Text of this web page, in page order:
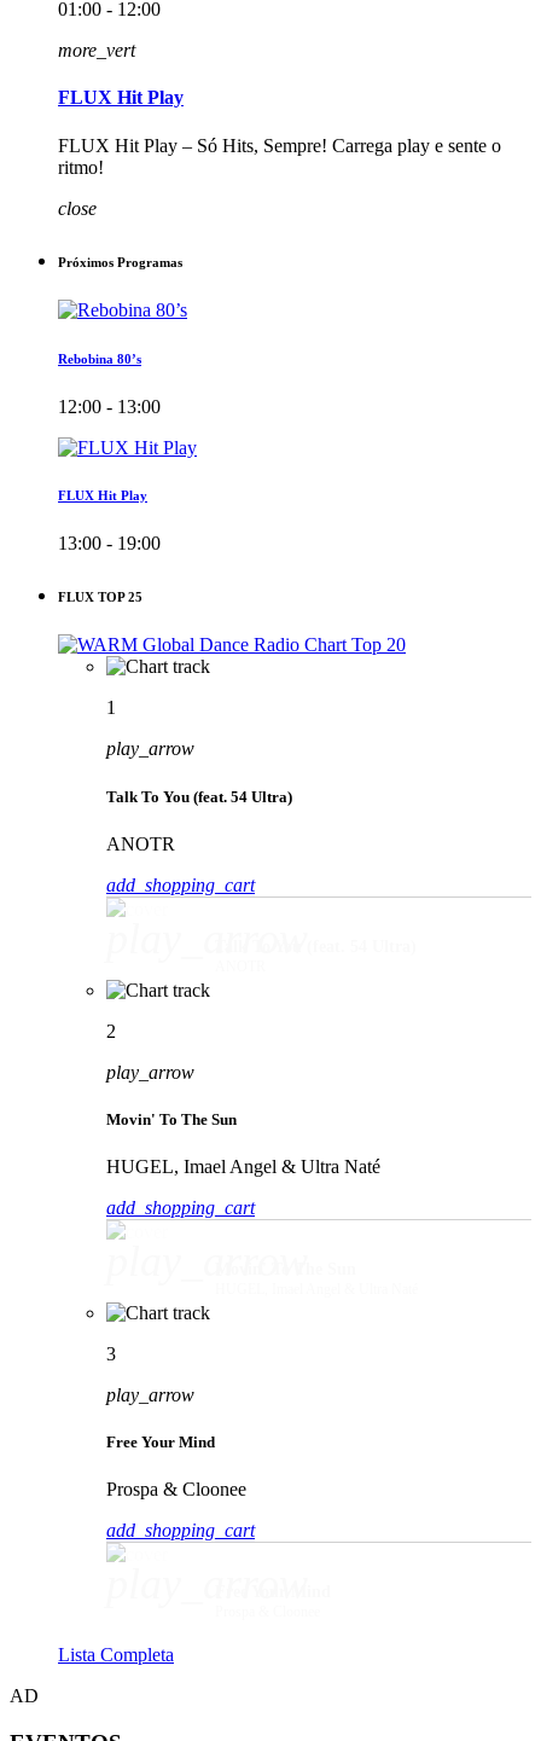
01:00 - 12:00
more_vert
FLUX Hit Play
FLUX Hit Play – Só Hits, Sempre! Carrega play e sente o
ritmo!
close
Próximos Programas
Rebobina 80’s
12:00 - 13:00
FLUX Hit Play
13:00 - 19:00
FLUX TOP 25
1
play_arrow
Talk To You (feat. 54 Ultra)
ANOTR
add_shopping_cart
2
play_arrow
Movin' To The Sun
HUGEL, Imael Angel & Ultra Naté
add_shopping_cart
3
play_arrow
Free Your Mind
Prospa & Cloonee
add_shopping_cart
Lista Completa
AD